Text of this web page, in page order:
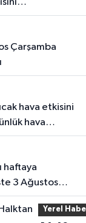
KARŞISI
A KIZILELMA İLE
MANISA
hava
3 Ağustos
Yerel